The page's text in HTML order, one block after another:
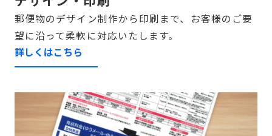
郵便物のデザイン制作から印刷まで、お客様のご要
望に沿って柔軟に対応いたします。
詳しくはこちら